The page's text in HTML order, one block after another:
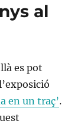
al
es pot
en un traç’.